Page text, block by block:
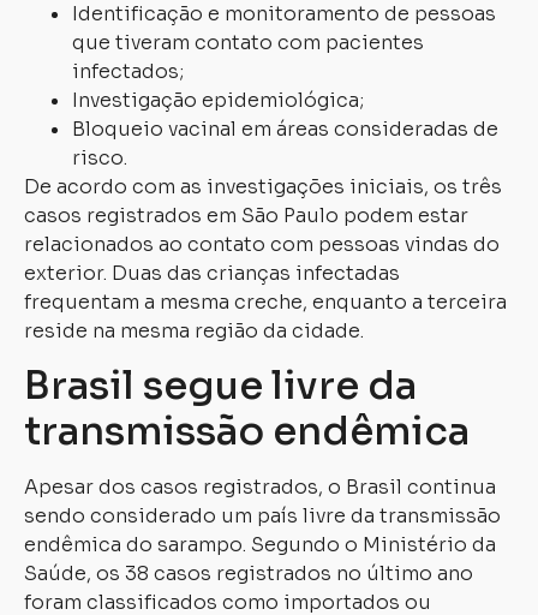
Identificação e monitoramento de pessoas
que tiveram contato com pacientes
infectados;
Investigação epidemiológica;
Bloqueio vacinal em áreas consideradas de
risco.
De acordo com as investigações iniciais, os três
casos registrados em São Paulo podem estar
relacionados ao contato com pessoas vindas do
exterior. Duas das crianças infectadas
frequentam a mesma creche, enquanto a terceira
reside na mesma região da cidade.
Brasil segue livre da
transmissão endêmica
Apesar dos casos registrados, o Brasil continua
sendo considerado um país livre da transmissão
endêmica do sarampo. Segundo o Ministério da
Saúde, os 38 casos registrados no último ano
foram classificados como importados ou